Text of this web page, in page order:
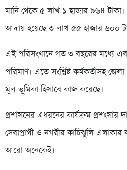
মানি থেকে ৫ লাখ ১ হাজার ৯৬৪
আদায় হয়েছে ৩ লাখ ৫৫ হাজার ৬০০
এই পরিসংখানে গত ৩ বছরের মধ্যে
পরিমাণ। এতে সংশ্লিষ্ট কর্মকর্তাসহ
মূল ভূমিকা হিসাবে কাজ করেছে।
প্রশাসনের এধরনের কার্যক্রম প্রশংসার
সেবাপ্রার্থী ও নগরীর কাচিঝুলি
আরো অনেকেই।